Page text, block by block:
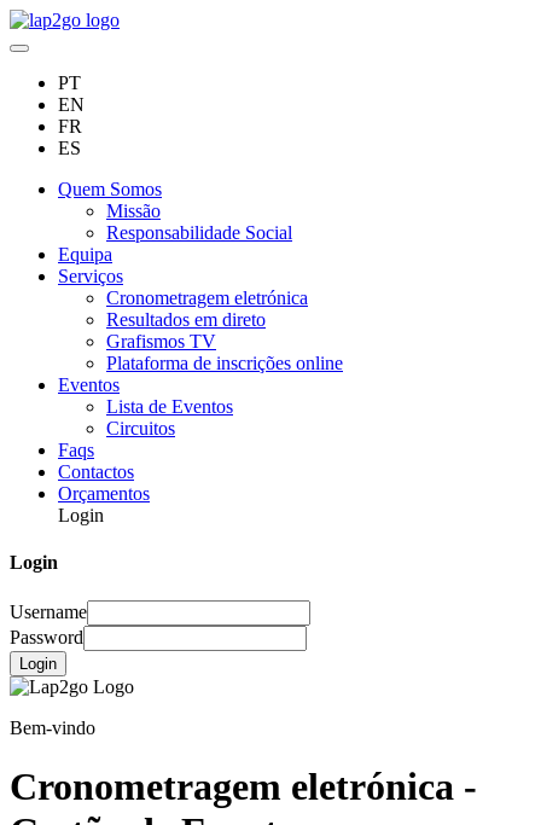
PT
EN
FR
ES
Quem Somos
Missão
Responsabilidade Social
Equipa
Serviços
Cronometragem eletrónica
Resultados em direto
Grafismos TV
Plataforma de inscrições online
Eventos
Lista de Eventos
Circuitos
Faqs
Contactos
Orçamentos
Login
Login
Username
Password
Login
Bem-vindo
Cronometragem eletrónica -